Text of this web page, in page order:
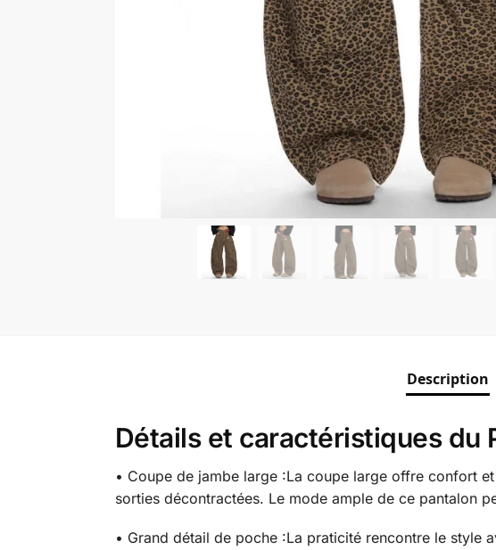
Description
Détails et caractéristiques du
• Coupe de jambe large :La coupe large offre confort
sorties décontractées. Le mode ample de ce pantalon
• Grand détail de poche :La praticité rencontre le style